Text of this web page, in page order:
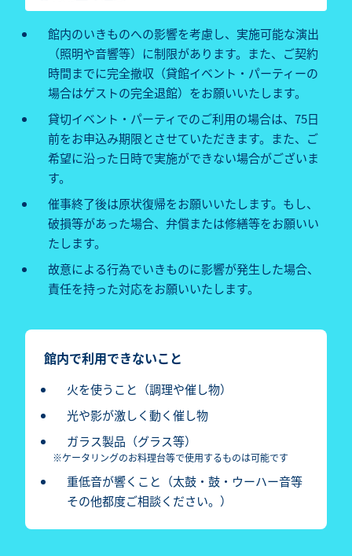
館内のいきものへの影響を考慮し、実施可能な演出
（照明や音響等）に制限があります。また、ご契約
時間までに完全撤収（貸館イベント・パーティーの
場合はゲストの完全退館）をお願いいたします。
貸切イベント・パーティでのご利用の場合は、75日
前をお申込み期限とさせていただきます。また、ご
希望に沿った日時で実施ができない場合がございま
す。
催事終了後は原状復帰をお願いいたします。もし、
破損等があった場合、弁償または修繕等をお願いい
たします。
故意による行為でいきものに影響が発生した場合、
責任を持った対応をお願いいたします。
館内で利用できないこと
火を使うこと（調理や催し物）
光や影が激しく動く催し物
ガラス製品（グラス等）
※ケータリングのお料理台等で使用するものは可能です
重低音が響くこと（太鼓・鼓・ウーハー音等
その他都度ご相談ください。）